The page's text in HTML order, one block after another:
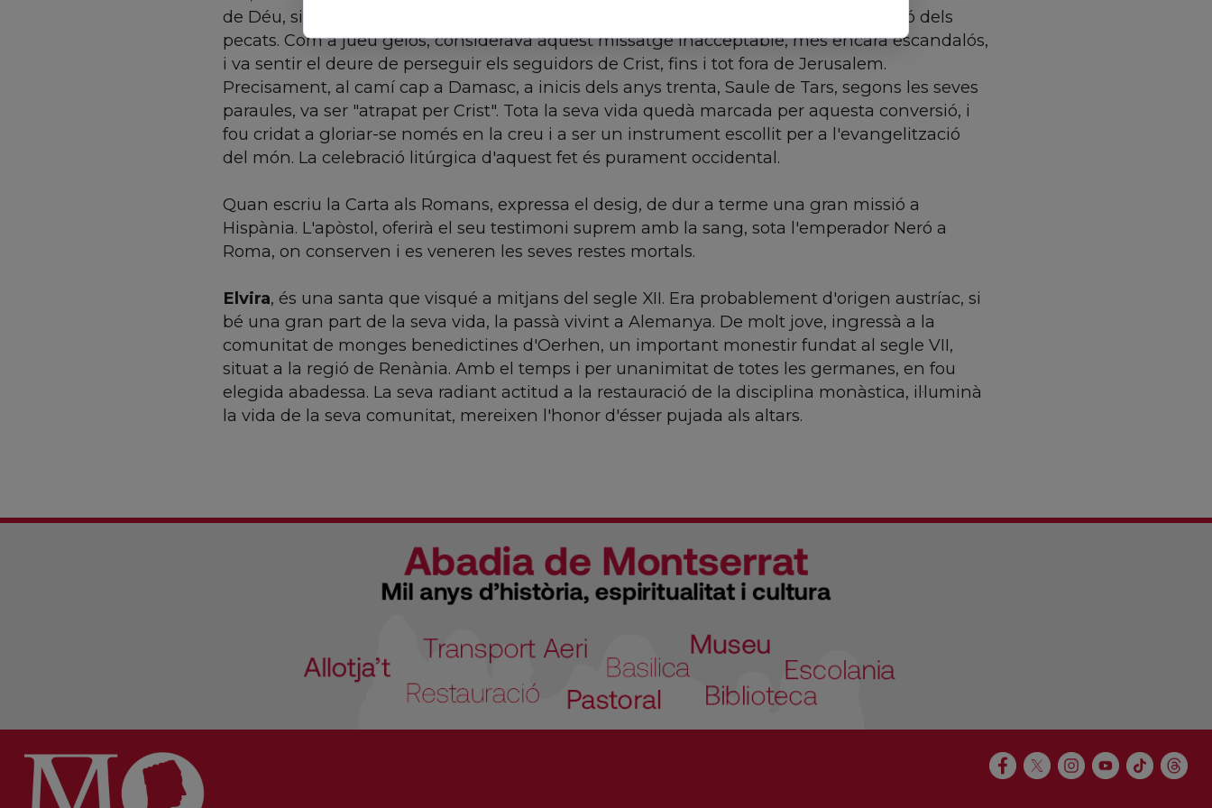
de Déu, sinó la persona de Jesús crucificat i ressuscitat, a qui se li atribuïa la remissió dels
pecats. Com a jueu gelós, considerava aquest missatge inacceptable, més encara escandalós,
i va sentir el deure de perseguir els seguidors de Crist, fins i tot fora de Jerusalem.
Precisament, al camí cap a Damasc, a inicis dels anys trenta, Saule de Tars, segons les seves
paraules, va ser "atrapat per Crist". Tota la seva vida quedà marcada per aquesta conversió, i
fou cridat a gloriar-se només en la creu i a ser un instrument escollit per a l'evangelització
del món. La celebració litúrgica d'aquest fet és purament occidental.
Quan escriu la Carta als Romans, expressa el desig, de dur a terme una gran missió a
Hispània. L'apòstol, oferirà el seu testimoni suprem amb la sang, sota l'emperador Neró a
Roma, on conserven i es veneren les seves restes mortals.
Elvira, és una santa que visqué a mitjans del segle XII. Era probablement d'origen austríac, si
bé una gran part de la seva vida, la passà vivint a Alemanya. De molt jove, ingressà a la
comunitat de monges benedictines d'Oerhen, un important monestir fundat al segle VII,
situat a la regió de Renània. Amb el temps i per unanimitat de totes les germanes, en fou
elegida abadessa. La seva radiant actitud a la restauració de la disciplina monàstica, il·luminà
la vida de la seva comunitat, mereixen l'honor d'ésser pujada als altars.